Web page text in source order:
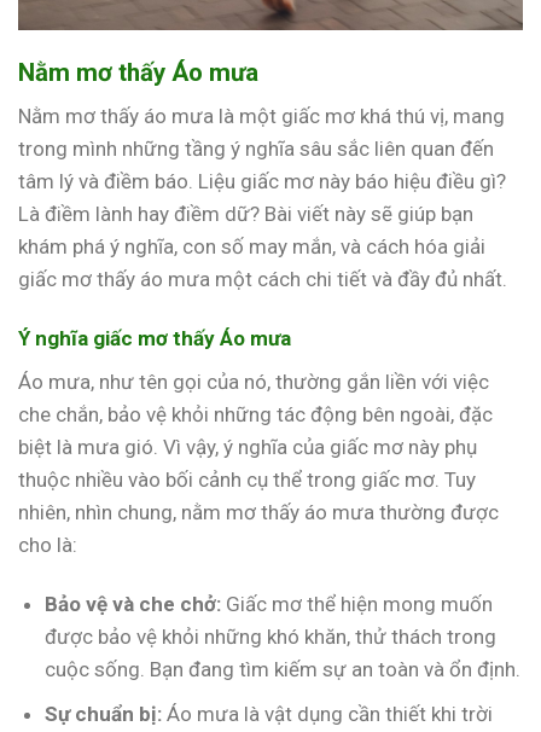
Nằm mơ thấy Áo mưa
Nằm mơ thấy áo mưa là một giấc mơ khá thú vị, mang
trong mình những tầng ý nghĩa sâu sắc liên quan đến
tâm lý và điềm báo. Liệu giấc mơ này báo hiệu điều gì?
Là điềm lành hay điềm dữ? Bài viết này sẽ giúp bạn
khám phá ý nghĩa, con số may mắn, và cách hóa giải
giấc mơ thấy áo mưa một cách chi tiết và đầy đủ nhất.
Ý nghĩa giấc mơ thấy Áo mưa
Áo mưa, như tên gọi của nó, thường gắn liền với việc
che chắn, bảo vệ khỏi những tác động bên ngoài, đặc
biệt là mưa gió. Vì vậy, ý nghĩa của giấc mơ này phụ
thuộc nhiều vào bối cảnh cụ thể trong giấc mơ. Tuy
nhiên, nhìn chung, nằm mơ thấy áo mưa thường được
cho là:
Bảo vệ và che chở: Giấc mơ thể hiện mong muốn
được bảo vệ khỏi những khó khăn, thử thách trong
cuộc sống. Bạn đang tìm kiếm sự an toàn và ổn định.
Sự chuẩn bị: Áo mưa là vật dụng cần thiết khi trời